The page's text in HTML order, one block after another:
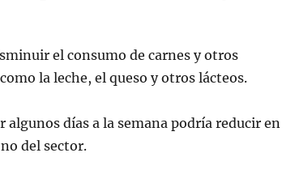
el consumo de carnes y otros
la leche, el queso y otros lácteos.
algunos días a la semana podría reducir en
del sector.